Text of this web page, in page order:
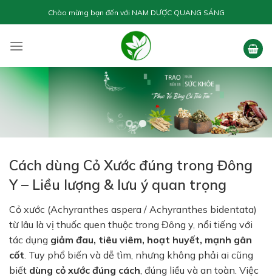
to
Chào mừng bạn đến với NAM DƯỢC QUANG SÁNG
Cách dùng Cỏ Xước đúng trong Đông
Y – Liều lượng & lưu ý quan trọng
Cỏ xước (Achyranthes aspera / Achyranthes bidentata)
từ lâu là vị thuốc quen thuộc trong Đông y, nổi tiếng với
tác dụng giảm đau, tiêu viêm, hoạt huyết, mạnh gân
cốt . Tuy phổ biến và dễ tìm, nhưng không phải ai cũng
biết dùng cỏ xước đúng cách , đúng liều và an toàn. Việc